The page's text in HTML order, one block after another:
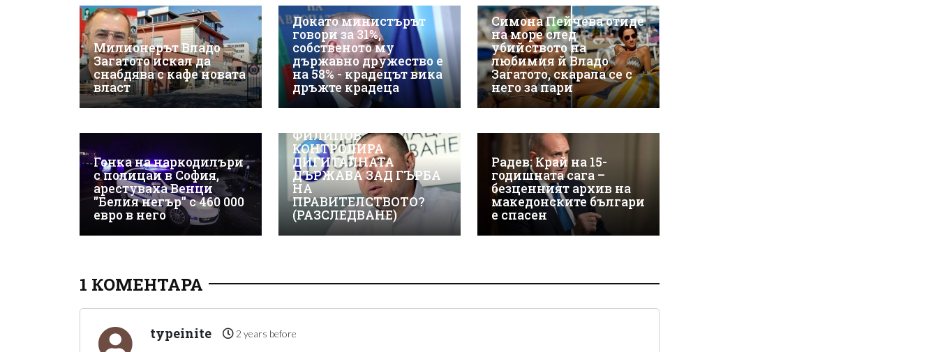
Милионерът Владо
Загатото искал да
снабдява с кафе новата
власт
Докато министърът
говори за 31%,
собственото му
държавно дружество е
на 58% - крадецът вика
дръжте крадеца
Симона Пейчева отиде
на море след
убийството на
любимия й Владо
Загатото, скарала се с
него за пари
Гонка на наркодилъри
с полицаи в София,
арестуваха Венци
"Белия негър" с 460 000
евро в него
ФИЛИПОВ
КОНТРОЛИРА
ДИГИТАЛНАТА
ДЪРЖАВА ЗАД ГЪРБА
НА
ПРАВИТЕЛСТВОТО?
(РАЗСЛЕДВАНЕ)
Радев: Край на 15-
годишната сага –
безценният архив на
македонските българи
е спасен
1 КОМЕНТАРА
typeinite 2 years before